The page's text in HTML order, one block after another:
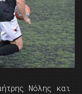
Νόλης και